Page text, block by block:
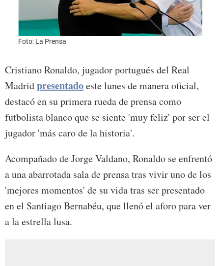
Foto: La Prensa
Cristiano Ronaldo, jugador portugués del Real
Madridpresentadoeste lunes de manera oficial,
destacó en su primera rueda de prensa como
futbolista blanco que se siente 'muy feliz' por ser el
jugador 'más caro de la historia'.
Acompañado de Jorge Valdano, Ronaldo se enfrentó
a una abarrotada sala de prensa tras vivir uno de los
'mejores momentos' de su vida tras ser presentado
en el Santiago Bernabéu, que llenó el aforo para ver
a la estrella lusa.